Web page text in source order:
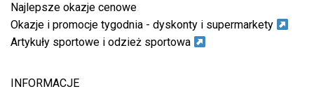
Najlepsze okazje cenowe
Okazje i promocje tygodnia - dyskonty i supermarkety
Artykuły sportowe i odzież sportowa
INFORMACJE